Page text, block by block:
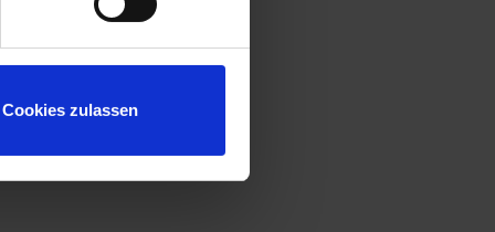
anbieten zu können
Verwendung unserer
diese Informationen
Cookies zulassen